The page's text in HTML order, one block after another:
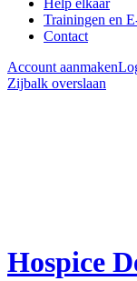
Help elkaar
Trainingen en
Contact
Account aanmaken
Zijbalk overslaan
Hospice